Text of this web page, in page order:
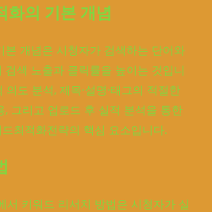
화의 기본 개념
본 개념은 시청자가 검색하는 단어와
색 노출과 클릭률을 높이는 것입니
도 분석, 제목·설명·태그의 적절한
, 그리고 업로드 후 실적 분석을 통한
최적화전략의 핵심 요소입니다.
서 키워드 리서치 방법은 시청자가 실